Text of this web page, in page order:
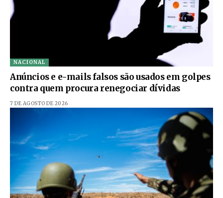
NACIONAL
Anúncios e e-mails falsos são usados em golpes
contra quem procura renegociar dívidas
7 DE AGOSTO DE 2026